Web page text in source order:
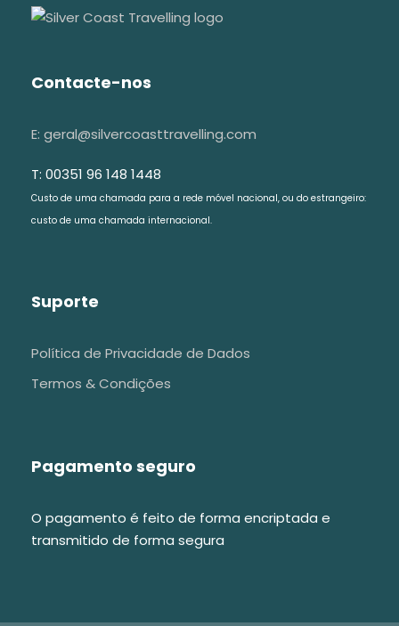
Contacte-nos
E: geral@silvercoasttravelling.com
T: 00351 96 148 1448
Custo de uma chamada para a rede móvel nacional, ou do estrangeiro:
custo de uma chamada internacional.
Suporte
Política de Privacidade de Dados
Termos & Condições
Pagamento seguro
O pagamento é feito de forma encriptada e
transmitido de forma segura